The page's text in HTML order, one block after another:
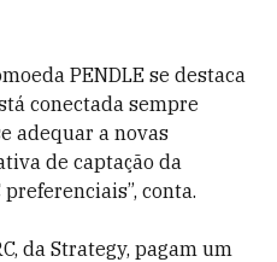
PENDLE se destaca
conectada sempre
adequar a novas
de captação da
conta.
da Strategy, pagam um